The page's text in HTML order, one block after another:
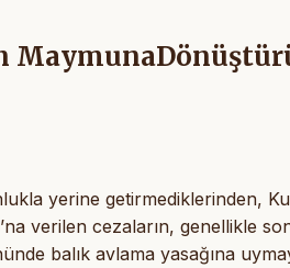
yerine getirmediklerinden,
verilen cezaların, genellikle
balık avlama yasağına